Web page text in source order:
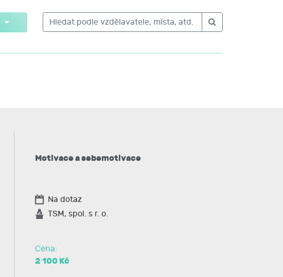
Motivace a sebemotivace
Na dotaz
TSM, spol. s r. o.
Cena:
2 100 Kč